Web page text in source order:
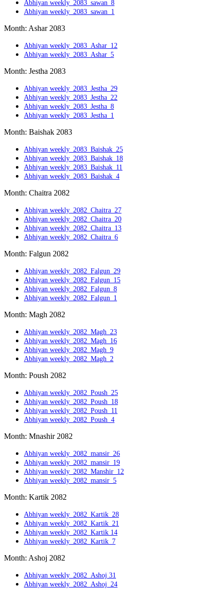
Abhiyan weekly_2083_sawan_8
Abhiyan weekly_2083_sawan_1
Month: Ashar 2083
Abhiyan weekly_2083_Ashar_12
Abhiyan weekly_2083_Ashar_5
Month: Jestha 2083
Abhiyan weekly_2083_Jestha_29
Abhiyan weekly_2083_Jestha_22
Abhiyan weekly_2083_Jestha_8
Abhiyan weekly_2083_Jestha_1
Month: Baishak 2083
Abhiyan weekly_2083_Baishak_25
Abhiyan weekly_2083_Baishak_18
Abhiyan weekly_2083_Baishak_11
Abhiyan weekly_2083_Baishak_4
Month: Chaitra 2082
Abhiyan weekly_2082_Chaitra_27
Abhiyan weekly_2082_Chaitra_20
Abhiyan weekly_2082_Chaitra_13
Abhiyan weekly_2082_Chaitra_6
Month: Falgun 2082
Abhiyan weekly_2082_Falgun_29
Abhiyan weekly_2082_Falgun_15
Abhiyan weekly_2082_Falgun_8
Abhiyan weekly_2082_Falgun_1
Month: Magh 2082
Abhiyan weekly_2082_Magh_23
Abhiyan weekly_2082_Magh_16
Abhiyan weekly_2082_Magh_9
Abhiyan weekly_2082_Magh_2
Month: Poush 2082
Abhiyan weekly_2082_Poush_25
Abhiyan weekly_2082_Poush_18
Abhiyan weekly_2082_Poush_11
Abhiyan weekly_2082_Poush_4
Month: Mnashir 2082
Abhiyan weekly_2082_mansir_26
Abhiyan weekly_2082_mansir_19
Abhiyan weekly_2082_Manshir_12
Abhiyan weekly_2082_mansir_5
Month: Kartik 2082
Abhiyan weekly_2082_Kartik_28
Abhiyan weekly_2082_Kartik_21
Abhiyan weekly_2082_Kartik 14
Abhiyan weekly_2082_Kartik_7
Month: Ashoj 2082
Abhiyan weekly_2082_Ashoj 31
Abhiyan weekly_2082_Ashoj_24